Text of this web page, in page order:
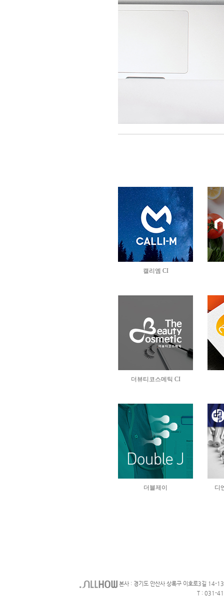
본사 : 경기도 안산사 상록구 이호로3길 14-
T : 031-